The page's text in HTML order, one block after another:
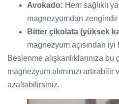
Avokado: Hem sağlıklı
magnezyumdan zengindir
Bitter çikolata (yüksek
magnezyum açısından iyi
Beslenme alışkanlıklarınıza bu
magnezyum alımınızı artırabilir
azaltabilirsiniz.